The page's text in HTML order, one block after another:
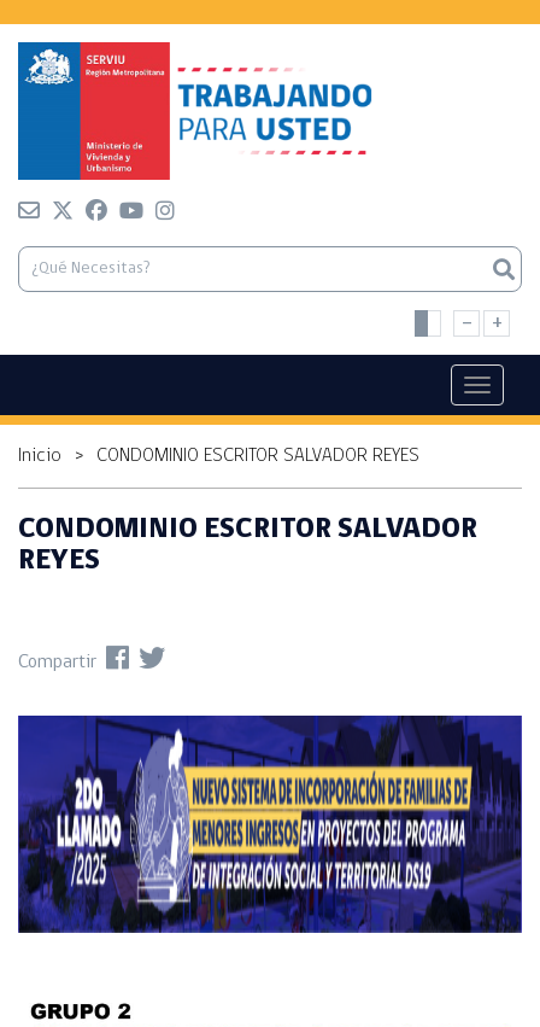
- +
Toggle
Inicio > CONDOMINIO ESCRITOR SALVADOR REYES
CONDOMINIO ESCRITOR SALVADOR
REYES
Compartir